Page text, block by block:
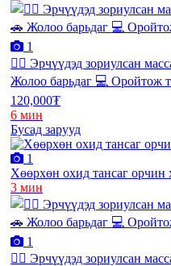
1
💆‍♂️ Эрчүүдэд зориулсан
Жолоо барьдаг 💻 Оройтож
120,000₮
6 мин
Бусад зарууд
1
Хөөрхөн охид тансаг орчин
3 мин
1
💆‍♂️ Эрчүүдэд зориулсан